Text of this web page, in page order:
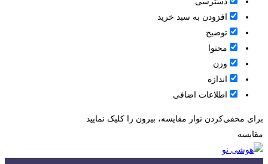
افزودن به سبد خرید
توضیح
محتوا
وزن
اندازه
اطلاعات اضافی
برای مخفی‌کردن نوار مقایسه، بیرون را کلیک نمایید
مقایسه